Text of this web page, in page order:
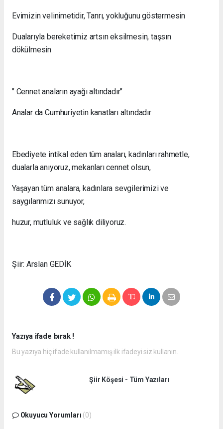
Evimizin velinimetidir, Tanrı, yokluğunu göstermesin
Dualarıyla bereketimiz artsın eksilmesin, taşsın
dökülmesin
" Cennet anaların ayağı altındadır"
Analar da Cumhuriyetin kanatları altındadır
Ebediyete intikal eden tüm anaları, kadınları rahmetle,
dualarla anıyoruz, mekanları cennet olsun,
Yaşayan tüm analara, kadınlara sevgilerimizi ve
saygılarımızı sunuyor,
huzur, mutluluk ve sağlık diliyoruz.
Şiir: Arslan GEDİK
Yazıya ifade bırak !
Bu yazıya hiç ifade kullanılmamış ilk ifadeyi siz kullanın.
Şiir Köşesi - Tüm Yazıları
Okuyucu Yorumları (0)